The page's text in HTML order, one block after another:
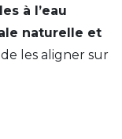
à l’eau
naturelle et
de les aligner sur